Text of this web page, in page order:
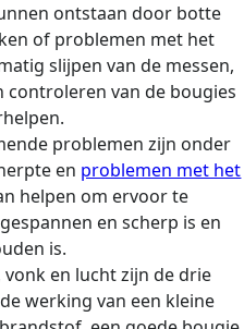
ontstaan ​​door botte
of problemen met het
slijpen van de messen,
controleren van de bougies
problemen zijn onder
en problemen met het
helpen om ervoor te
en scherp is en
is.
vonk en lucht zijn de drie
werking van een kleine